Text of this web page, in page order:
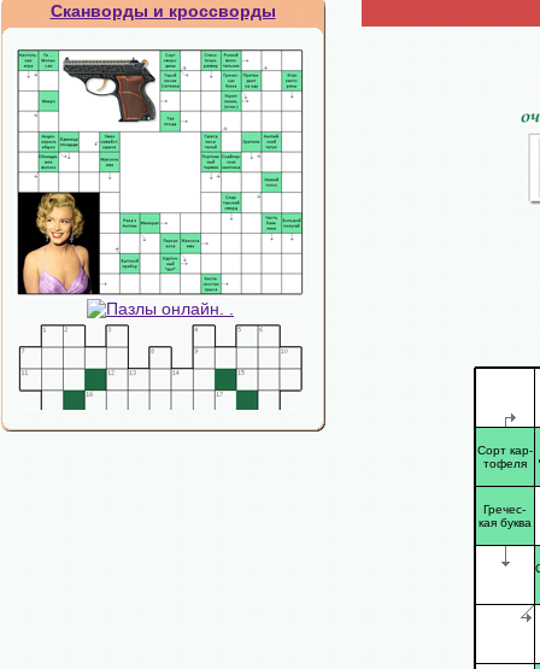
Сканворды и кроссворды
Сорт кар-
тофеля
Гречес-
кая буква